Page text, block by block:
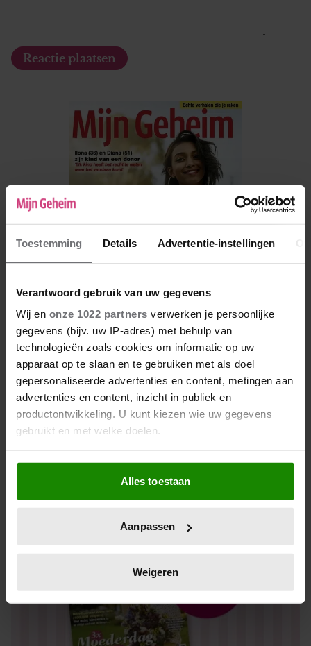
Toestemming Details Advertentie-instellingen
Verantwoord gebruik van uw gegevens
Wij en onze 1022 partners verwerken je persoonlijke
gegevens (bijv. uw IP-adres) met behulp van
technologieën zoals cookies om informatie op uw
apparaat op te slaan en te gebruiken met als doel
gepersonaliseerde advertenties en content, metingen aan
advertenties en content, inzicht in publiek en
productontwikkeling. U kunt kiezen wie uw gegevens
gebruikt en met welke doelen.
Als u het toestaat, willen we ook graag:
Informatie verzamelen over uw geografische locatie,
die tot een paar meter nauwkeurig kan zijn
op specifieke eigenschappen (fingerprinting)
verwerkt en stel uw voorkeuren in het
intrekken in de Cookieverklaring.
We gebruiken cookies om content en advertenties te
Alles toestaan
Aanpassen
Weigeren
De nieuwe Mijn Geheim ligt nu in de winkel
Abonneren
Digitaal lezen
Los kopen